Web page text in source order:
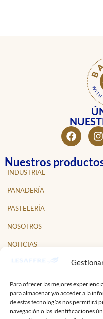
Para ofrecer las mejores
para almacenar y/o acceder a la
de estas tecnologías nos permitirá
navegación o las identificaciones
Nuestros
INDUSTRIAL
PANADERÍA
PASTELERÍA
NOSOTROS
NOTICIAS
PROFESIONALES
Suscríbete a
Mantente al tanto de las